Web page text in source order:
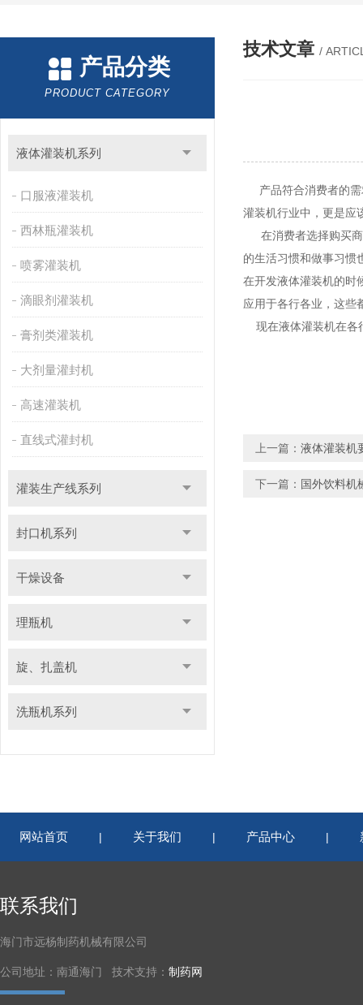
产品分类
PRODUCT CATEGORY
液体灌装机系列
口服液灌装机
西林瓶灌装机
喷雾灌装机
滴眼剂灌装机
膏剂类灌装机
大剂量灌封机
高速灌装机
直线式灌封机
灌装生产线系列
封口机系列
干燥设备
理瓶机
旋、扎盖机
洗瓶机系列
技术文章 /
产品符合消费者的需
灌装机行业中，更是应
在消费者选择购买商
的生活习惯和做事习惯
在开发液体灌装机的时
应用于各行各业，这些
现在液体灌装机在各
上一篇： 液体灌装机
下一篇： 国外饮料机
网站首页 | 关于我们 | 产品中心 |
联系我们
海门市远杨制药机械有限公司
公司地址：南通海门 技术支持： 制药网